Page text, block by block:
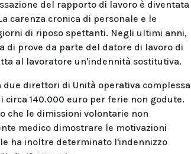
del rapporto di lavoro è diventata
carenza cronica di personale e le
di riposo spettanti. Negli ultimi anni,
di prove da parte del datore di lavoro di
al lavoratore un'indennità sostitutiva.
direttori di Unità operativa complessa
140.000 euro per ferie non godute.
che le dimissioni volontarie non
medico dimostrare le motivazioni
ha inoltre determinato l'indennizzo